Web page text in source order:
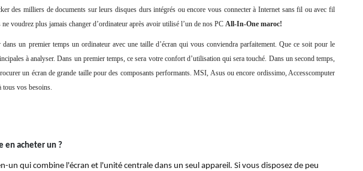
des milliers de documents sur leurs disques durs intégrés ou encore vous connecter à Internet sans fil ou avec fil
voudrez plus jamais changer d’ordinateur après avoir utilisé l’un de nos PC All-In-One maroc!
un premier temps un ordinateur avec une taille d’écran qui vous conviendra parfaitement. Que ce soit pour le
à analyser. Dans un premier temps, ce sera votre confort d’utilisation qui sera touché. Dans un second temps,
un écran de grande taille pour des composants performants. MSI, Asus ou encore ordissimo, Accesscomputer
tous vos besoins.
en acheter un ?
qui combine l'écran et l'unité centrale dans un seul appareil. Si vous disposez de peu